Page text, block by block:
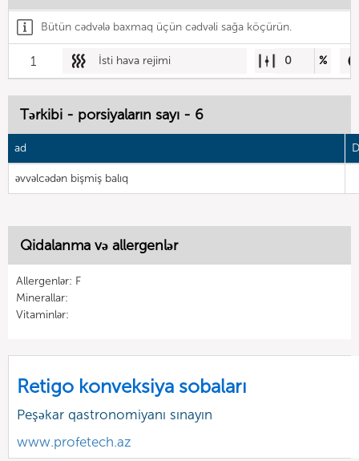
Bütün cədvələ baxmaq üçün cədvəli sağa köçürün.
1 İsti hava rejimi 0 %
Tərkibi - porsiyaların sayı - 6
ad
əvvəlcədən bişmiş balıq
Qidalanma və allergenlər
Allergenlər: F
Minerallar:
Vitaminlər:
Retigo konveksiya sobaları
Peşəkar qastronomiyanı sınayın
www.profetech.az